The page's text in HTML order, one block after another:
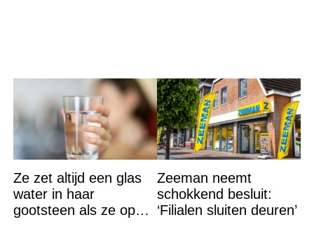
Ze zet altijd een glas
water in haar
gootsteen als ze op
Zeeman neemt
schokkend besluit:
‘Filialen sluiten deuren’